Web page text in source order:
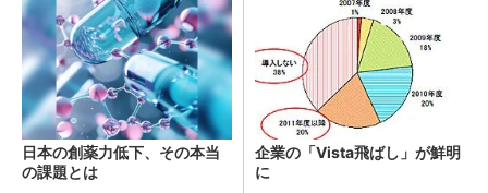
日本の創薬力低下、その本当
の課題とは
企業の「Vista飛ばし」が鮮明
に